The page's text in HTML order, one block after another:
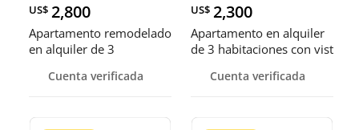
US$ 2,800
Apartamento remodelado
en alquiler de 3
Cuenta verificada
US$ 2,300
Apartamento en alquiler
de 3 habitaciones con vist
Cuenta verificada